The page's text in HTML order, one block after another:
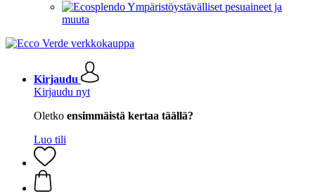
Ympäristöystävälliset pesuaineet ja
muuta
Kirjaudu
Kirjaudu nyt
Oletko ensimmäistä kertaa täällä?
Luo tili